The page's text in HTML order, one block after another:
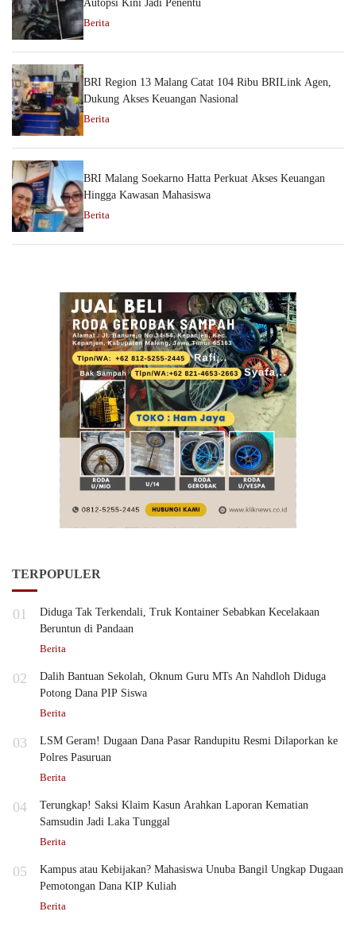
Autopsi Kini Jadi Penentu
Berita
BRI Region 13 Malang Catat 104 Ribu BRILink Agen,
Dukung Akses Keuangan Nasional
Berita
BRI Malang Soekarno Hatta Perkuat Akses Keuangan
Hingga Kawasan Mahasiswa
Berita
TERPOPULER
01
Diduga Tak Terkendali, Truk Kontainer Sebabkan Kecelakaan
Beruntun di Pandaan
Berita
02
Dalih Bantuan Sekolah, Oknum Guru MTs An Nahdloh Diduga
Potong Dana PIP Siswa
Berita
03
LSM Geram! Dugaan Dana Pasar Randupitu Resmi Dilaporkan ke
Polres Pasuruan
Berita
04
Terungkap! Saksi Klaim Kasun Arahkan Laporan Kematian
Samsudin Jadi Laka Tunggal
Berita
05
Kampus atau Kebijakan? Mahasiswa Unuba Bangil Ungkap Dugaan
Pemotongan Dana KIP Kuliah
Berita